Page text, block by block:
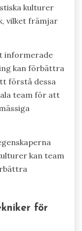
kulturer
vilket främjar
informerade
kan förbättra
förstå dessa
team för att
kan team
för